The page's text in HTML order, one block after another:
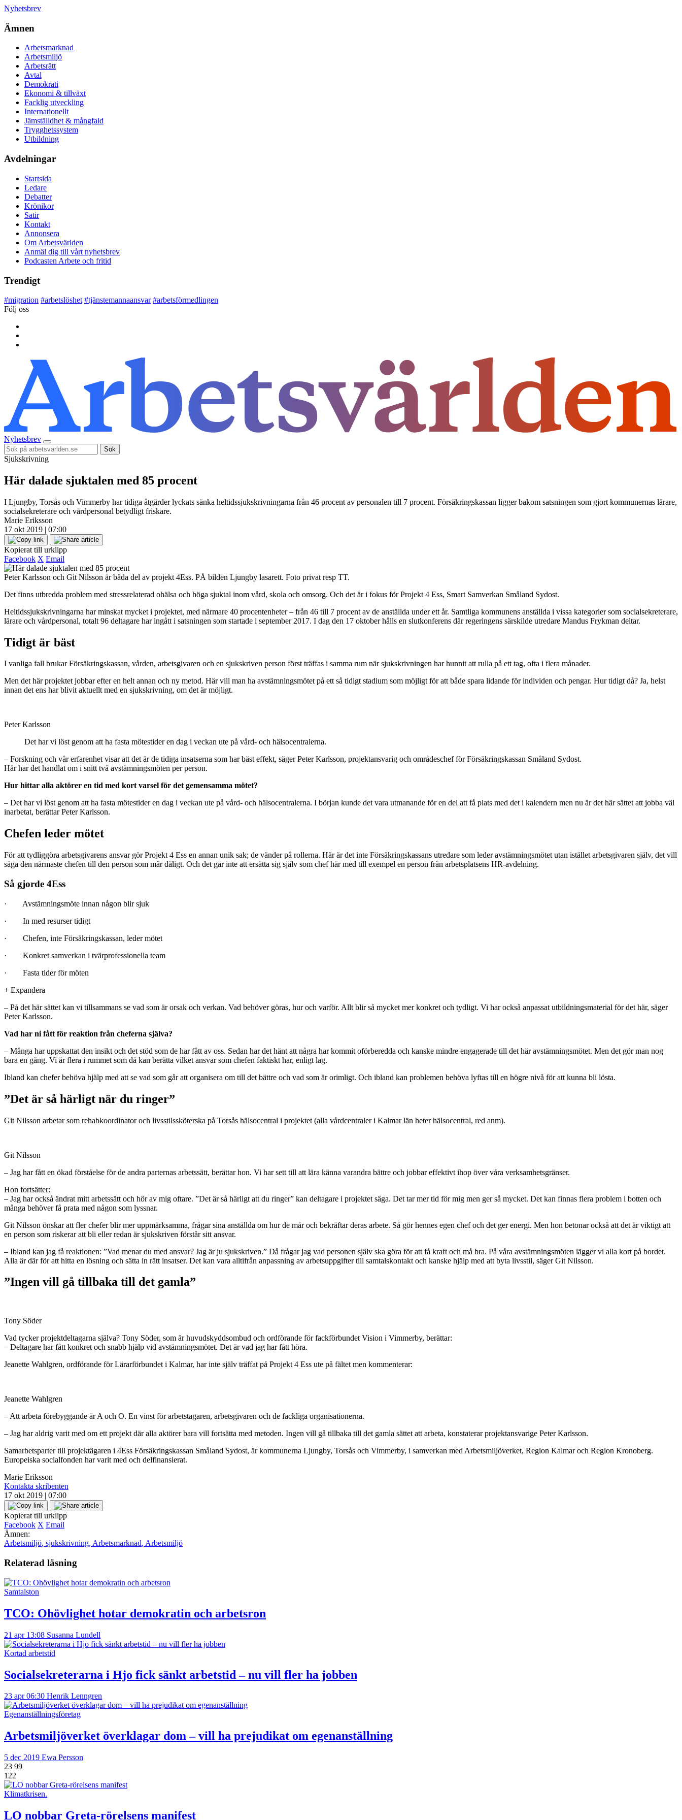
Nyhetsbrev
Ämnen
Arbetsmarknad
Arbetsmiljö
Arbetsrätt
Avtal
Demokrati
Ekonomi & tillväxt
Facklig utveckling
Internationellt
Jämställdhet & mångfald
Trygghetssystem
Utbildning
Avdelningar
Startsida
Ledare
Debatter
Krönikor
Satir
Kontakt
Annonsera
Om Arbetsvärlden
Anmäl dig till vårt nyhetsbrev
Podcasten Arbete och fritid
Trendigt
#migration #arbetslöshet #tjänstemannaansvar #arbetsförmedlingen
Följ oss
Nyhetsbrev
Sök
Sjukskrivning
Här dalade sjuktalen med 85 procent
I Ljungby, Torsås och Vimmerby har tidiga åtgärder lyckats sänka heltidssjukskrivningarna från 46 procent av personalen till 7 procent. Försäkringskassan ligger bakom satsningen som gjort kommunernas lärare,
socialsekreterare och vårdpersonal betydligt friskare.
Marie Eriksson
17 okt 2019 | 07:00
Kopierat till urklipp
Facebook X Email
Peter Karlsson och Git Nilsson är båda del av projekt 4Ess. PÅ bilden Ljungby lasarett. Foto privat resp TT.
Det finns utbredda problem med stressrelaterad ohälsa och höga sjuktal inom vård, skola och omsorg. Och det är i fokus för Projekt 4 Ess, Smart Samverkan Småland Sydost.
Heltidssjukskrivningarna har minskat mycket i projektet, med närmare 40 procentenheter – från 46 till 7 procent av de anställda under ett år. Samtliga kommunens anställda i vissa kategorier som socialsekreterare,
lärare och vårdpersonal, totalt 96 deltagare har ingått i satsningen som startade i september 2017. I dag den 17 oktober hålls en slutkonferens där regeringens särskilde utredare Mandus Frykman deltar.
Tidigt är bäst
I vanliga fall brukar Försäkringskassan, vården, arbetsgivaren och en sjukskriven person först träffas i samma rum när sjukskrivningen har hunnit att rulla på ett tag, ofta i flera månader.
Men det här projektet jobbar efter en helt annan och ny metod. Här vill man ha avstämningsmötet på ett så tidigt stadium som möjligt för att både spara lidande för individen och pengar. Hur tidigt då? Ja, helst
innan det ens har blivit aktuellt med en sjukskrivning, om det är möjligt.
Peter Karlsson
Det har vi löst genom att ha fasta mötestider en dag i veckan ute på vård- och hälsocentralerna.
– Forskning och vår erfarenhet visar att det är de tidiga insatserna som har bäst effekt, säger Peter Karlsson, projektansvarig och områdeschef för Försäkringskassan Småland Sydost.
Här har det handlat om i snitt två avstämningsmöten per person.
Hur hittar alla aktörer en tid med kort varsel för det gemensamma mötet?
– Det har vi löst genom att ha fasta mötestider en dag i veckan ute på vård- och hälsocentralerna. I början kunde det vara utmanande för en del att få plats med det i kalendern men nu är det här sättet att jobba väl
inarbetat, berättar Peter Karlsson.
Chefen leder mötet
För att tydliggöra arbetsgivarens ansvar gör Projekt 4 Ess en annan unik sak; de vänder på rollerna. Här är det inte Försäkringskassans utredare som leder avstämningsmötet utan istället arbetsgivaren själv, det vill
säga den närmaste chefen till den person som mår dåligt. Och det går inte att ersätta sig själv som chef här med till exempel en person från arbetsplatsens HR-avdelning.
Så gjorde 4Ess
· Avstämningsmöte innan någon blir sjuk
· In med resurser tidigt
· Chefen, inte Försäkringskassan, leder mötet
· Konkret samverkan i tvärprofessionella team
· Fasta tider för möten
+ Expandera
– På det här sättet kan vi tillsammans se vad som är orsak och verkan. Vad behöver göras, hur och varför. Allt blir så mycket mer konkret och tydligt. Vi har också anpassat utbildningsmaterial för det här, säger
Peter Karlsson.
Vad har ni fått för reaktion från cheferna själva?
– Många har uppskattat den insikt och det stöd som de har fått av oss. Sedan har det hänt att några har kommit oförberedda och kanske mindre engagerade till det här avstämningsmötet. Men det gör man nog
bara en gång. Vi är flera i rummet som då kan berätta vilket ansvar som chefen faktiskt har, enligt lag.
Ibland kan chefer behöva hjälp med att se vad som går att organisera om till det bättre och vad som är orimligt. Och ibland kan problemen behöva lyftas till en högre nivå för att kunna bli lösta.
”Det är så härligt när du ringer”
Git Nilsson arbetar som rehabkoordinator och livsstilssköterska på Torsås hälsocentral i projektet (alla vårdcentraler i Kalmar län heter hälsocentral, red anm).
Git Nilsson
– Jag har fått en ökad förståelse för de andra parternas arbetssätt, berättar hon. Vi har sett till att lära känna varandra bättre och jobbar effektivt ihop över våra verksamhetsgränser.
Hon fortsätter:
– Jag har också ändrat mitt arbetssätt och hör av mig oftare. ”Det är så härligt att du ringer” kan deltagare i projektet säga. Det tar mer tid för mig men ger så mycket. Det kan finnas flera problem i botten och
många behöver få prata med någon som lyssnar.
Git Nilsson önskar att fler chefer blir mer uppmärksamma, frågar sina anställda om hur de mår och bekräftar deras arbete. Så gör hennes egen chef och det ger energi. Men hon betonar också att det är viktigt att
en person som riskerar att bli eller redan är sjukskriven förstår sitt ansvar.
– Ibland kan jag få reaktionen: ”Vad menar du med ansvar? Jag är ju sjukskriven.” Då frågar jag vad personen själv ska göra för att få kraft och må bra. På våra avstämningsmöten lägger vi alla kort på bordet.
Alla är där för att hitta en lösning och sätta in rätt insatser. Det kan vara alltifrån anpassning av arbetsuppgifter till samtalskontakt och kanske hjälp med att byta livsstil, säger Git Nilsson.
”Ingen vill gå tillbaka till det gamla”
Tony Söder
Vad tycker projektdeltagarna själva? Tony Söder, som är huvudskyddsombud och ordförande för fackförbundet Vision i Vimmerby, berättar:
– Deltagare har fått konkret och snabb hjälp vid avstämningsmötet. Det är vad jag har fått höra.
Jeanette Wahlgren, ordförande för Lärarförbundet i Kalmar, har inte själv träffat på Projekt 4 Ess ute på fältet men kommenterar:
Jeanette Wahlgren
– Att arbeta förebyggande är A och O. En vinst för arbetstagaren, arbetsgivaren och de fackliga organisationerna.
– Jag har aldrig varit med om ett projekt där alla aktörer bara vill fortsätta med metoden. Ingen vill gå tillbaka till det gamla sättet att arbeta, konstaterar projektansvarige Peter Karlsson.
Samarbetsparter till projektägaren i 4Ess Försäkringskassan Småland Sydost, är kommunerna Ljungby, Torsås och Vimmerby, i samverkan med Arbetsmiljöverket, Region Kalmar och Region Kronoberg.
Europeiska socialfonden har varit med och delfinansierat.
Marie Eriksson
Kontakta skribenten
17 okt 2019 | 07:00
Kopierat till urklipp
Facebook X Email
Ämnen:
Arbetsmiljö, sjukskrivning, Arbetsmarknad, Arbetsmiljö
Relaterad läsning
Samtalston
TCO: Ohövlighet hotar demokratin och arbetsron
21 apr 13:08 Susanna Lundell
Kortad arbetstid
Socialsekreterarna i Hjo fick sänkt arbetstid – nu vill fler ha jobben
23 apr 06:30 Henrik Lenngren
Egenanställningsföretag
Arbetsmiljöverket överklagar dom – vill ha prejudikat om egenanställning
5 dec 2019 Ewa Persson
23 99
122
Klimatkrisen.
LO nobbar Greta-rörelsens manifest